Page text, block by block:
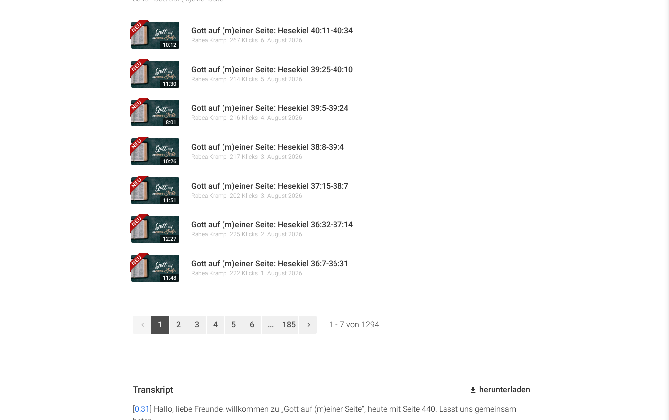
10:12
Gott auf (m)einer Seite: Hesekiel 40:11-40:34
Rabea Kramp 267 Klicks 6. August 2026
11:30
Gott auf (m)einer Seite: Hesekiel 39:25-40:10
Rabea Kramp 214 Klicks 5. August 2026
8:01
Gott auf (m)einer Seite: Hesekiel 39:5-39:24
Rabea Kramp 216 Klicks 4. August 2026
10:26
Gott auf (m)einer Seite: Hesekiel 38:8-39:4
Rabea Kramp 217 Klicks 3. August 2026
11:51
Gott auf (m)einer Seite: Hesekiel 37:15-38:7
Rabea Kramp 202 Klicks 3. August 2026
12:27
Gott auf (m)einer Seite: Hesekiel 36:32-37:14
Rabea Kramp 225 Klicks 2. August 2026
11:48
Gott auf (m)einer Seite: Hesekiel 36:7-36:31
Rabea Kramp 222 Klicks 1. August 2026
1 2 3 4 5 6 ... 185 1 - 7 von 1294
Transkript herunterladen
[0:31] Hallo, liebe Freunde, willkommen zu „Gott auf (m)einer Seite“, heute mit Seite 440. Lasst uns gemeinsam